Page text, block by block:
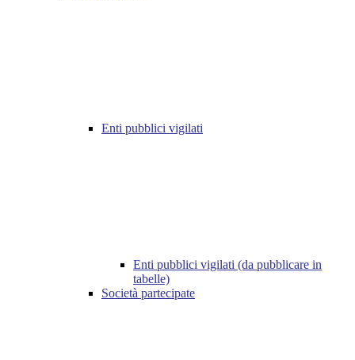
Enti pubblici vigilati
Enti pubblici vigilati (da pubblicare in
tabelle)
Società partecipate